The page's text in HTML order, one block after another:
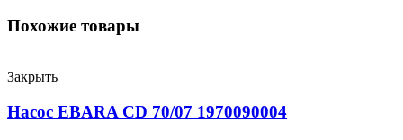
Похожие товары
Закрыть
Насос EBARA CD 70/07 1970090004